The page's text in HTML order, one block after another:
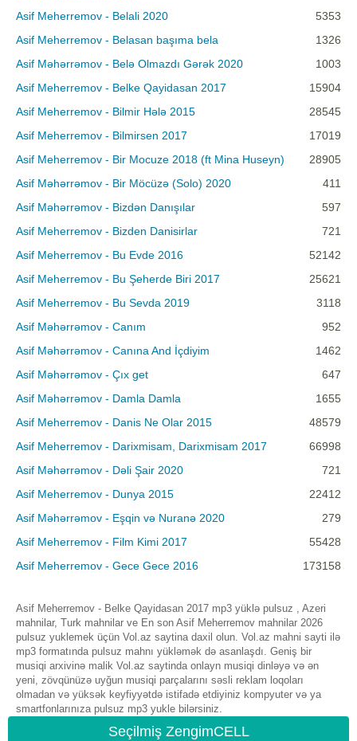
Asif Meherremov - Belali 2020
5353
Asif Meherremov - Belasan başıma bela
1326
Asif Məhərrəmov - Belə Olmazdı Gərək 2020
1003
Asif Meherremov - Belke Qayidasan 2017
15904
Asif Meherremov - Bilmir Hələ 2015
28545
Asif Meherremov - Bilmirsen 2017
17019
Asif Meherremov - Bir Mocuze 2018 (ft Mina Huseyn)
28905
Asif Məhərrəmov - Bir Möcüzə (Solo) 2020
411
Asif Məhərrəmov - Bizdən Danışılar
597
Asif Meherremov - Bizden Danisirlar
721
Asif Meherremov - Bu Evde 2016
52142
Asif Meherremov - Bu Şeherde Biri 2017
25621
Asif Meherremov - Bu Sevda 2019
3118
Asif Məhərrəmov - Canım
952
Asif Məhərrəmov - Canına And İçdiyim
1462
Asif Məhərrəmov - Çıx get
647
Asif Məhərrəmov - Damla Damla
1655
Asif Meherremov - Danis Ne Olar 2015
48579
Asif Meherremov - Darixmisam, Darixmisam 2017
66998
Asif Məhərrəmov - Dəli Şair 2020
721
Asif Meherremov - Dunya 2015
22412
Asif Məhərrəmov - Eşqin və Nuranə 2020
279
Asif Meherremov - Film Kimi 2017
55428
Asif Meherremov - Gece Gece 2016
173158
Asif Meherremov - Belke Qayidasan 2017 mp3 yüklə pulsuz , Azeri
mahnilar, Turk mahnilar ve En son Asif Meherremov mahnilar 2026
pulsuz yuklemek üçün Vol.az saytina daxil olun. Vol.az mahni sayti ilə
mp3 formatında pulsuz mahnı yükləmək də asanlaşdı. Geniş bir
musiqi arxivinə malik Vol.az saytinda onlayn musiqi dinləyə və ən
yeni, zövqünüzə uyğun musiqi parçalarını səsli reklam loqoları
olmadan və yüksək keyfiyyətdə istifadə etdiyiniz kompyuter və ya
smartfonlarınıza pulsuz mp3 yukle bilərsiniz.
Seçilmiş ZengimCELL